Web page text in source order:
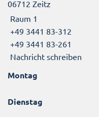
06712 Zeitz
Raum 1
+49 3441 83-312
+49 3441 83-261
Nachricht schreiben
Montag
Dienstag